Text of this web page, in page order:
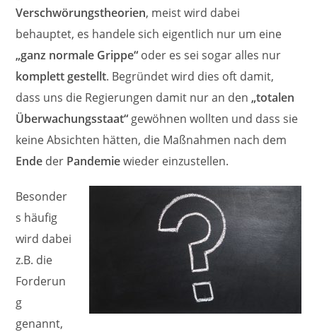
Verschwörungstheorien, meist wird dabei
behauptet, es handele sich eigentlich nur um eine
„ganz normale Grippe“ oder es sei sogar alles nur
komplett gestellt. Begründet wird dies oft damit,
dass uns die Regierungen damit nur an den„totalen
Überwachungsstaat“ gewöhnen wollten und dass sie
keine Absichten hätten, die Maßnahmen nach dem
Ende der Pandemiewieder einzustellen.
Besonder
s häufig
wird dabei
z.B. die
Forderun
g
genannt,